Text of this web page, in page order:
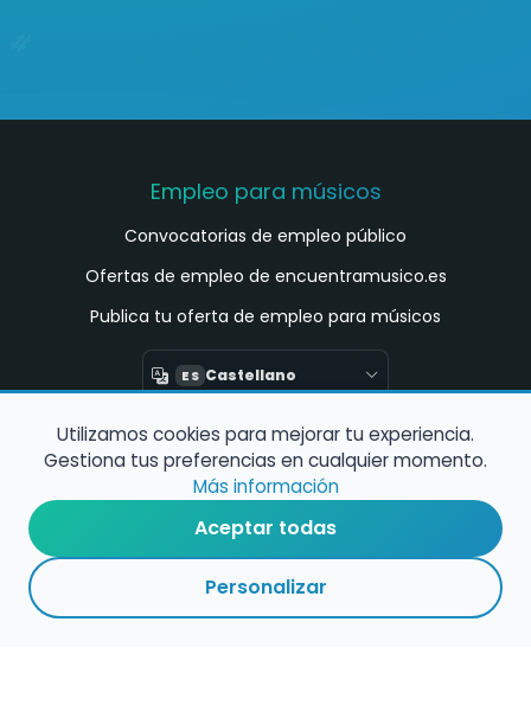
Empleo para músicos
Convocatorias de empleo público
Ofertas de empleo de encuentramusico.es
Publica tu oferta de empleo para músicos
ES Castellano
Encuentra Músico
Buscador de Músicos
Encuentra Pianista Acompañante
Asesoría para músicos y docentes
Utilizamos cookies para mejorar tu experiencia.
Gestiona tus preferencias en cualquier momento.
Más información
Aceptar todas
Personalizar